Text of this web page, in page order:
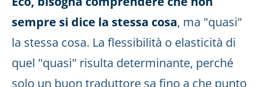
sempre si dice la stessa cosa, ma "quasi"
la stessa cosa. La flessibilità o elasticità di
quel "quasi" risulta determinante, perché
solo un buon traduttore sa fino a che punto